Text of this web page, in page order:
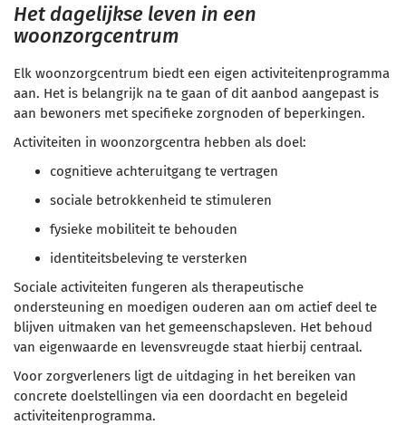
Het dagelijkse leven in een
woonzorgcentrum
Elk woonzorgcentrum biedt een eigen activiteitenprogramma
aan. Het is belangrijk na te gaan of dit aanbod aangepast is
aan bewoners met specifieke zorgnoden of beperkingen.
Activiteiten in woonzorgcentra hebben als doel:
cognitieve achteruitgang te vertragen
sociale betrokkenheid te stimuleren
fysieke mobiliteit te behouden
identiteitsbeleving te versterken
Sociale activiteiten fungeren als therapeutische
ondersteuning en moedigen ouderen aan om actief deel te
blijven uitmaken van het gemeenschapsleven. Het behoud
van eigenwaarde en levensvreugde staat hierbij centraal.
Voor zorgverleners ligt de uitdaging in het bereiken van
concrete doelstellingen via een doordacht en begeleid
activiteitenprogramma.